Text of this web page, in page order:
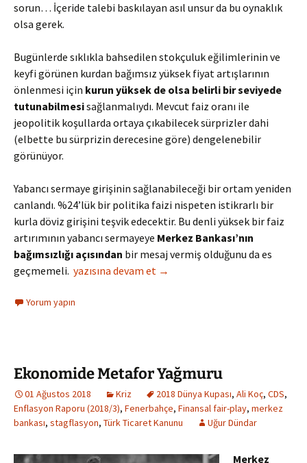
sorun… İçeride talebi baskılayan asıl unsur da bu oynaklık
olsa gerek.
Bugünlerde sıklıkla bahsedilen stokçuluk eğilimlerinin ve
keyfi görünen kurdan bağımsız yüksek fiyat artışlarının
önlenmesi için kurun yüksek de olsa belirli bir seviyede
tutunabilmesisağlanmalıydı. Mevcut faiz oranı ile
jeopolitik koşullarda ortaya çıkabilecek sürprizler dahi
(elbette bu sürprizin derecesine göre) dengelenebilir
görünüyor.
Yabancı sermaye girişinin sağlanabileceği bir ortam yeniden
canlandı. %24’lük bir politika faizi nispeten istikrarlı bir
kurla döviz girişini teşvik edecektir. Bu denli yüksek bir faiz
artırımının yabancı sermayeye Merkez Bankası’nın
bağımsızlığı açısından bir mesaj vermiş olduğunu da es
geçmemeli. Merkez, faturalı hattan kontörlüye geçti
yazısına devam et →
Yorum yapın
Ekonomide Metafor Yağmuru
01 Ağustos 2018 Kriz 2018 Dünya Kupası, Ali Koç, CDS,
Enflasyon Raporu (2018/3), Fenerbahçe, Finansal fair-play, merkez
bankası, stagflasyon, Türk Ticaret Kanunu Uğur Dündar
Merkez